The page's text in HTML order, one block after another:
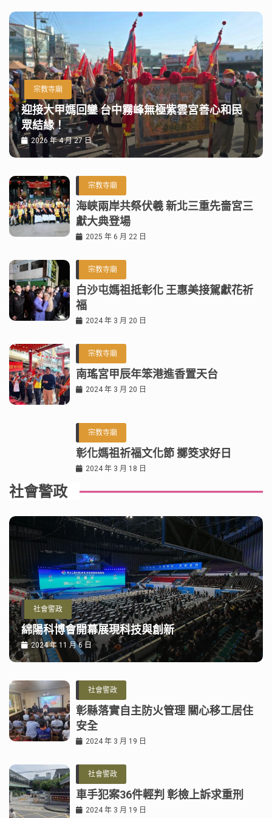
宗教寺廟
迎接大甲媽回鑾 台中霧峰無極紫雲宮善心和民
眾結緣！
2026 年 4 月 27 日
宗教寺廟
海峽兩岸共祭伏羲 新北三重先嗇宮三
獻大典登場
2025 年 6 月 22 日
宗教寺廟
白沙屯媽祖抵彰化 王惠美接駕獻花祈
福
2024 年 3 月 20 日
宗教寺廟
南瑤宮甲辰年笨港進香置天台
2024 年 3 月 20 日
宗教寺廟
彰化媽祖祈福文化節 擲筊求好日
2024 年 3 月 18 日
社會警政
社會警政
綿陽科博會開幕展現科技與創新
2024 年 11 月 6 日
社會警政
彰縣落實自主防火管理 關心移工居住
安全
2024 年 3 月 19 日
社會警政
車手犯案36件輕判 彰檢上訴求重刑
2024 年 3 月 19 日